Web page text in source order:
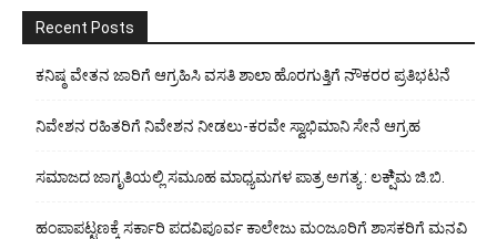
Recent Posts
ಕನಿಷ್ಠ ವೇತನ ಜಾರಿಗೆ ಆಗ್ರಹಿಸಿ ವಸತಿ ಶಾಲಾ ಹೊರಗುತ್ತಿಗೆ ನೌಕರರ ಪ್ರತಿಭಟನೆ
ನಿವೇಶನ ರಹಿತರಿಗೆ ನಿವೇಶನ ನೀಡಲು-ಕರವೇ ಸ್ವಾಭಿಮಾನಿ ಸೇನೆ ಆಗ್ರಹ
ಸಮಾಜದ ಜಾಗೃತಿಯಲ್ಲಿ ಸಮೂಹ ಮಾಧ್ಯಮಗಳ ಪಾತ್ರ ಅಗತ್ಯ : ಲಕ್ಷಿ್ಮ ಜಿ.ಬಿ.
ಹಂಪಾಪಟ್ಟಣಕ್ಕೆ ಸರ್ಕಾರಿ ಪದವಿಪೂರ್ವ ಕಾಲೇಜು ಮಂಜೂರಿಗೆ ಶಾಸಕರಿಗೆ ಮನವಿ